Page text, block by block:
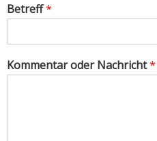
Betreff*
Kommentar oder Nachricht*